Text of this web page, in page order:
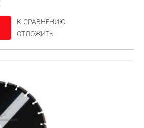
К СРАВНЕНИЮ
ОТЛОЖИТЬ